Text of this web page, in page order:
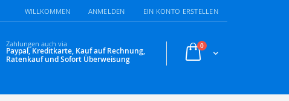
WILLKOMMEN ANMELDEN EIN KONTO ERSTELLEN
Warenkorb
0Artikel
Zahlungen auch via
Paypal, Kreditkarte, Kauf auf Rechnung,
Ratenkauf und Sofort Überweisung